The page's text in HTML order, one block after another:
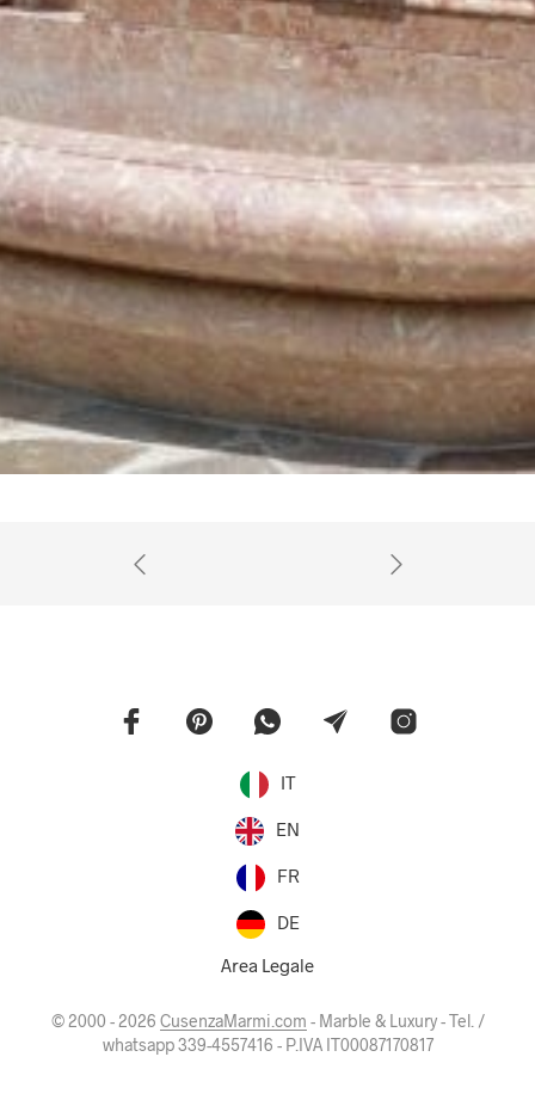
IT
EN
FR
DE
Area Legale
© 2000 - 2026 CusenzaMarmi.com - Marble & Luxury - Tel. /
whatsapp 339-4557416 - P.IVA IT00087170817